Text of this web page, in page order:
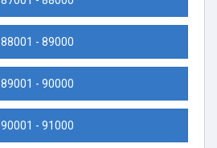
88001 - 89000
89001 - 90000
90001 - 91000